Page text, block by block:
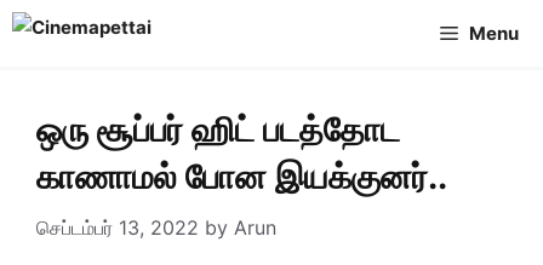
Skip
Menu
ஒரு சூப்பர் ஹிட் படத்தோட
காணாமல் போன இயக்குனர்..
செப்டம்பர் 13, 2022 by Arun